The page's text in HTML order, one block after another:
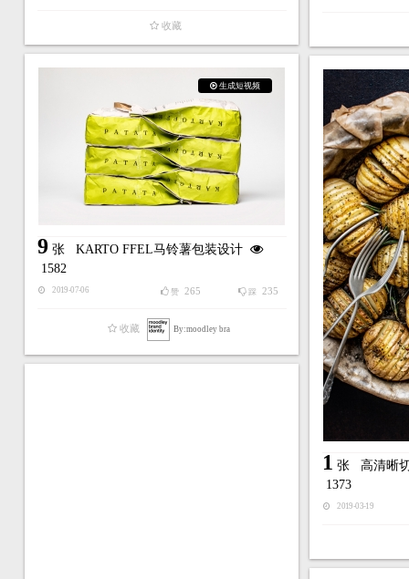
收藏
生成短视频
9张 KARTO FFEL马铃薯包装设计
1582
2019-07-06 踩 235
赞 265
收藏 By:moodley bra
1 张 高清晰
1373
2019-03-19